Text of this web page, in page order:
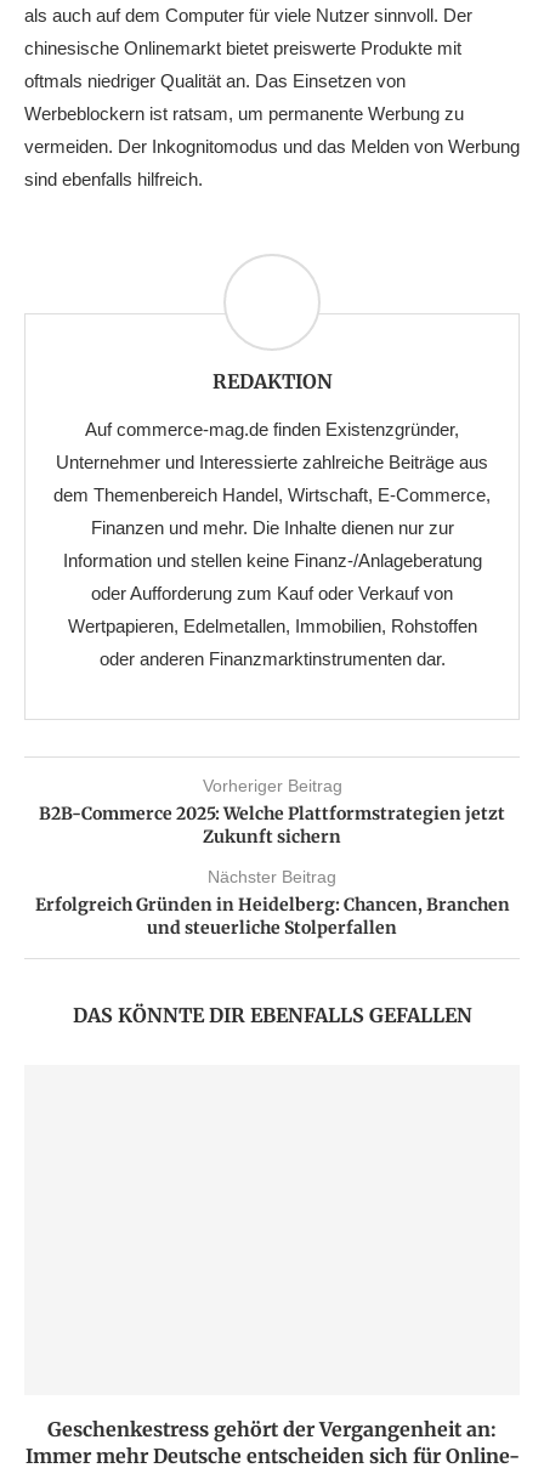
als auch auf dem Computer für viele Nutzer sinnvoll. Der
chinesische Onlinemarkt bietet preiswerte Produkte mit
oftmals niedriger Qualität an. Das Einsetzen von
Werbeblockern ist ratsam, um permanente Werbung zu
vermeiden. Der Inkognitomodus und das Melden von Werbung
sind ebenfalls hilfreich.
REDAKTION
Auf commerce-mag.de finden Existenzgründer,
Unternehmer und Interessierte zahlreiche Beiträge aus
dem Themenbereich Handel, Wirtschaft, E-Commerce,
Finanzen und mehr. Die Inhalte dienen nur zur
Information und stellen keine Finanz-/Anlageberatung
oder Aufforderung zum Kauf oder Verkauf von
Wertpapieren, Edelmetallen, Immobilien, Rohstoffen
oder anderen Finanzmarktinstrumenten dar.
Vorheriger Beitrag
B2B-Commerce 2025: Welche Plattformstrategien jetzt
Zukunft sichern
Nächster Beitrag
Erfolgreich Gründen in Heidelberg: Chancen, Branchen
und steuerliche Stolperfallen
DAS KÖNNTE DIR EBENFALLS GEFALLEN
Geschenkestress gehört der Vergangenheit an:
Immer mehr Deutsche entscheiden sich für Online-